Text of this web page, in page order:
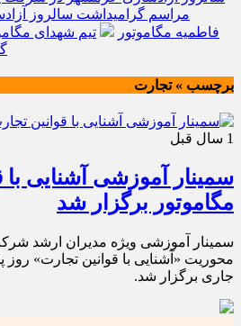
مراسم گرامیداشت سالروز
فاطمیه مگاموتور
تیم شهدای
برچسب » تجارت
1 سال قبل
سمینار آموزشی آشنایی با
مگاموتور برگزار شد
سمینار آموزشی ویژه مدیران ارشد
جاری برگزار شد.